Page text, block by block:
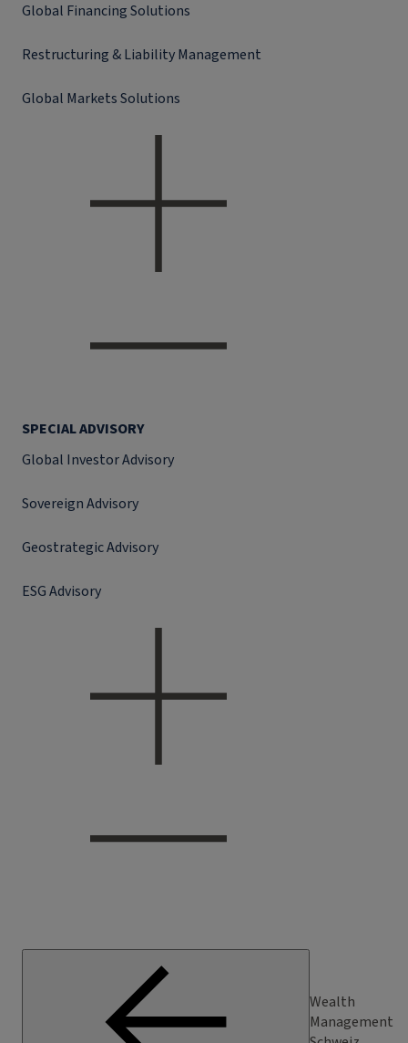
Global Financing Solutions
Restructuring & Liability Management
Global Markets Solutions
SPECIAL ADVISORY
Global Investor Advisory
Sovereign Advisory
Geostrategic Advisory
ESG Advisory
Wealth
Management